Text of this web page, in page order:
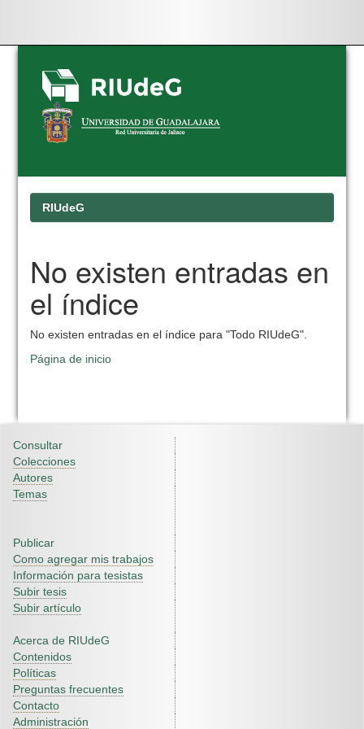
Skip
navigation
RIUdeG
No existen entradas en
el índice
No existen entradas en el índice para "Todo RIUdeG".
Página de inicio
Consultar
Colecciones
Autores
Temas
Publicar
Como agregar mis trabajos
Información para tesistas
Subir tesis
Subir artículo
Acerca de RIUdeG
Contenidos
Políticas
Preguntas frecuentes
Contacto
Administración